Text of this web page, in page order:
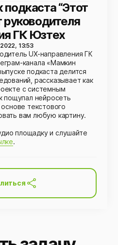
“Этот
руководителя
ГК Юзтех
13:53
UX-направления ГК
канала «Мамкин
подкаста делится
рассказывает как
с системным
пощупал нейросеть
текстового
вам любую картину.
площадку и слушайте
.